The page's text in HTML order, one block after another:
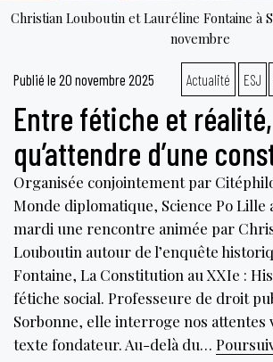
Christian Louboutin et Lauréline Fontaine à
novembre
Publié le 20 novembre 2025 Actualité ESJ
Entre fétiche et réalité,
qu’attendre d’une
Organisée conjointement par
Monde diplomatique, Science Po Lille
mardi une rencontre animée par
Louboutin autour de l’enquête
Fontaine, La Constitution au XXIe :
fétiche social. Professeure de droit
Sorbonne, elle interroge nos attentes
texte fondateur. Au-delà du…